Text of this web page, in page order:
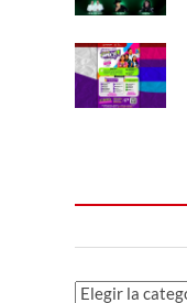
Categorías